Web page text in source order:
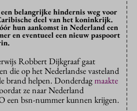
belangrijke hindernis weg voor
deel van het koninkrijk.
hun aankomst in Nederland een
en eventueel een nieuw paspoort
Robbert Dijkgraaf gaat
die op het Nederlandse vasteland
brand helpen. Donderdagmaakte
ze naar Nederland
een bsn-nummer kunnen krijgen.